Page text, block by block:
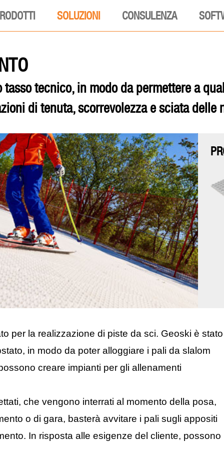
SOLUZIONI CONSULENZA
tasso tecnico, in modo da permettere a
di tenuta, scorrevolezza e sciata delle
per la realizzazione di piste da sci. Geoski è stato
in modo da poter alloggiare i pali da slalom
creare impianti per gli allenamenti
che vengono interrati al momento della posa,
o di gara, basterà avvitare i pali sugli appositi
In risposta alle esigenze del cliente, possono